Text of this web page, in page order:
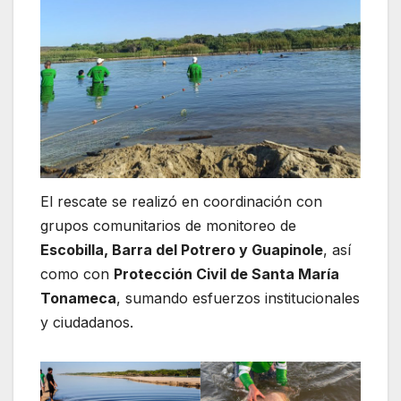
El rescate se realizó en coordinación con
grupos comunitarios de monitoreo de
Escobilla, Barra del Potrero y Guapinole, así
como con Protección Civil de Santa María
Tonameca, sumando esfuerzos institucionales
y ciudadanos.